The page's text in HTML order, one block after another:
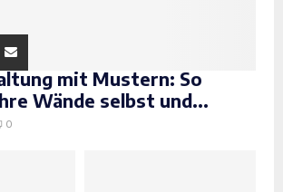
mit Mustern: So
Wände selbst und...
0